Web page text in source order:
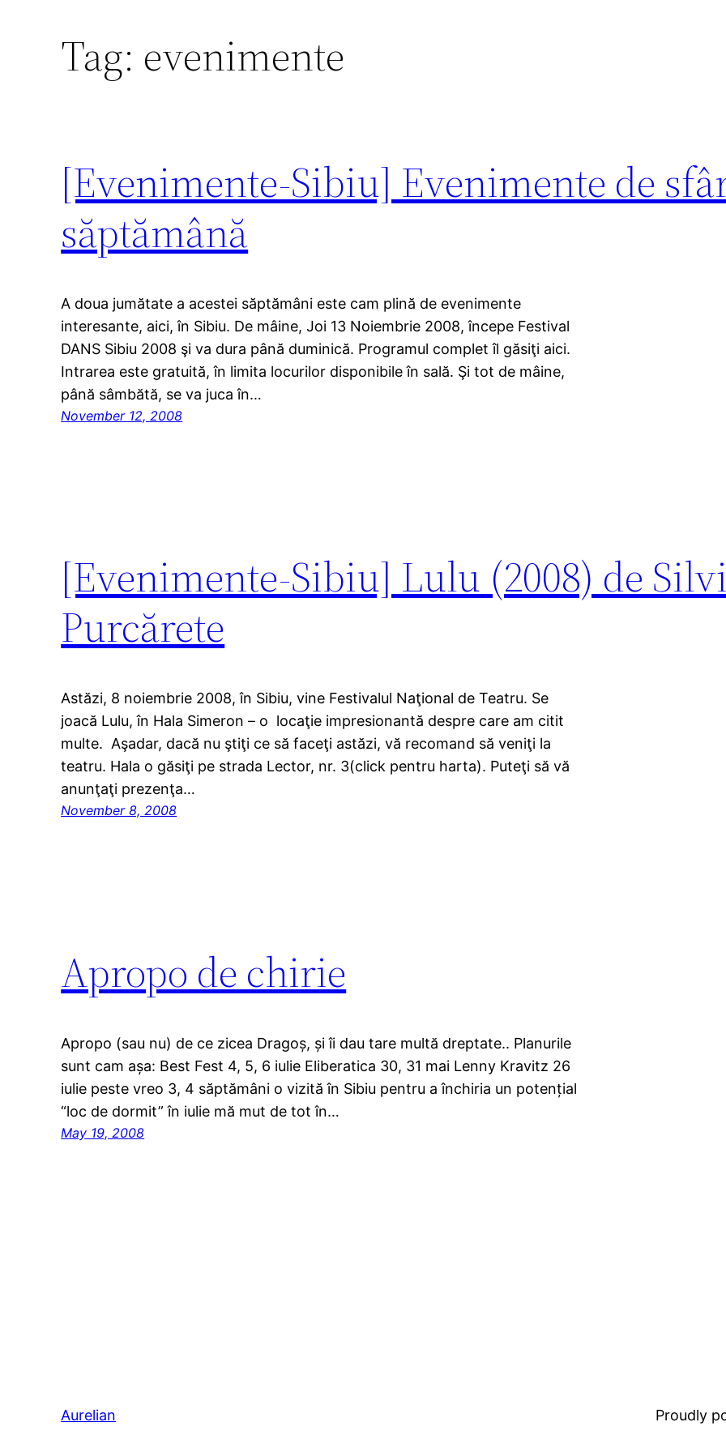
Tag: evenimente
[Evenimente-Sibiu] Evenimente de
săptămână
A doua jumătate a acestei săptămâni este cam plină de evenimente
interesante, aici, în Sibiu. De mâine, Joi 13 Noiembrie 2008, începe Festival
DANS Sibiu 2008 şi va dura până duminică. Programul complet îl găsiţi aici.
Intrarea este gratuită, în limita locurilor disponibile în sală. Şi tot de mâine,
până sâmbătă, se va juca în…
November 12, 2008
[Evenimente-Sibiu] Lulu (2008) de
Purcărete
Astăzi, 8 noiembrie 2008, în Sibiu, vine Festivalul Naţional de Teatru. Se
joacă Lulu, în Hala Simeron – o locaţie impresionantă despre care am citit
multe. Aşadar, dacă nu ştiţi ce să faceţi astăzi, vă recomand să veniţi la
teatru. Hala o găsiţi pe strada Lector, nr. 3(click pentru harta). Puteţi să vă
anunţaţi prezenţa…
November 8, 2008
Apropo de chirie
Apropo (sau nu) de ce zicea Dragoș, și îi dau tare multă dreptate.. Planurile
sunt cam așa: Best Fest 4, 5, 6 iulie Eliberatica 30, 31 mai Lenny Kravitz 26
iulie peste vreo 3, 4 săptămâni o vizită în Sibiu pentru a închiria un potențial
“loc de dormit” în iulie mă mut de tot în…
May 19, 2008
Aurelian Proudly